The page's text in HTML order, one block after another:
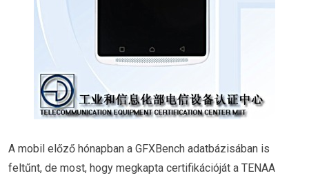
A mobil előző hónapban a GFXBench adatbázisában is
feltűnt, de most, hogy megkapta certifikációját a TENAA